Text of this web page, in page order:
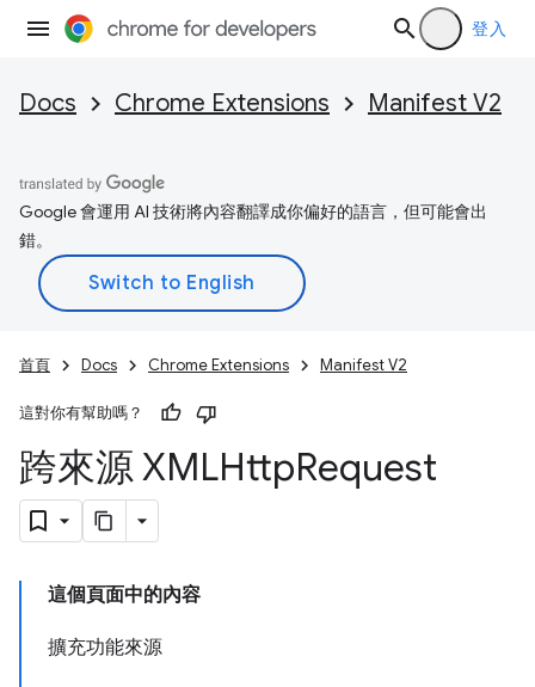
登入
Docs Chrome Extensions Manifest V2
Google 會運用 AI 技術將內容翻譯成你偏好的語言，但可能會出
錯。
首頁 Docs Chrome Extensions Manifest V2
這對你有幫助嗎？
跨來源 XMLHttpRequest
這個頁面中的內容
擴充功能來源